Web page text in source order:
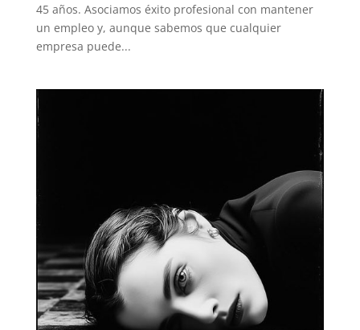
45 años. Asociamos éxito profesional con mantener
un empleo y, aunque sabemos que cualquier
empresa puede...